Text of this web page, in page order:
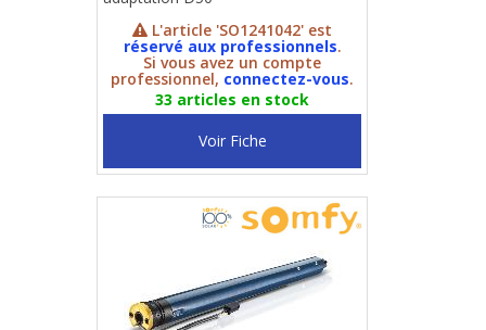
L'article 'SO1241042' est
réservé aux professionnels.
Si vous avez un compte
professionnel, connectez-vous.
33 articles en stock
Voir Fiche